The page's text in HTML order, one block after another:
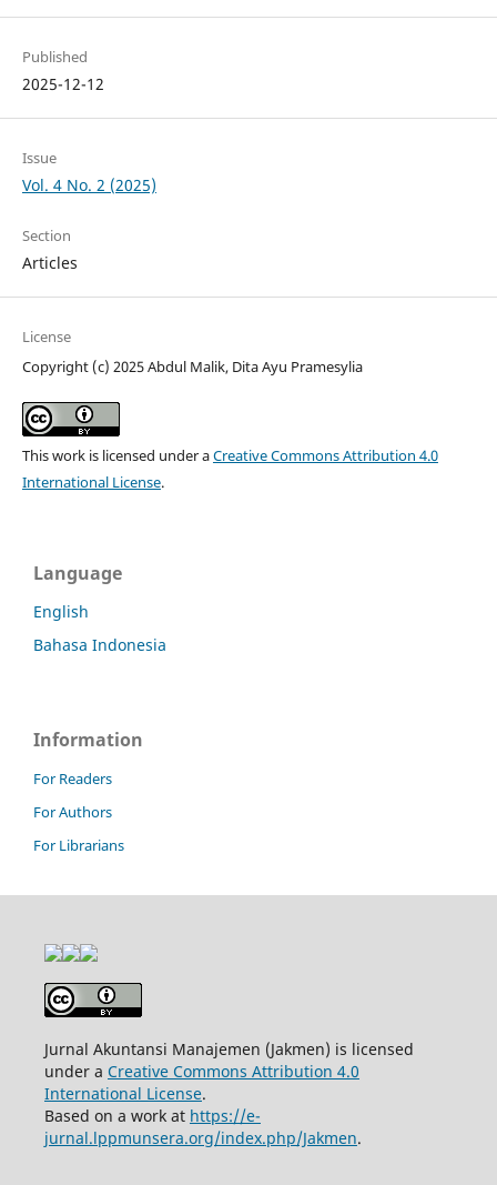
Published
2025-12-12
Issue
Vol. 4 No. 2 (2025)
Section
Articles
License
Copyright (c) 2025 Abdul Malik, Dita Ayu Pramesylia
This work is licensed under aCreative Commons Attribution 4.0
International License.
Language
English
Bahasa Indonesia
Information
For Readers
For Authors
For Librarians
Jurnal Akuntansi Manajemen (Jakmen) is licensed
under a Creative Commons Attribution 4.0
International License.
Based on a work at https://e-
jurnal.lppmunsera.org/index.php/Jakmen.